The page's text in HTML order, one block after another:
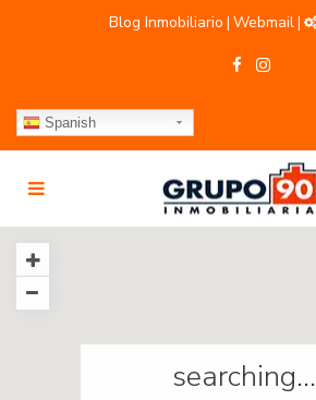
Blog Inmobiliario | Webmail|
Spanish
searching...